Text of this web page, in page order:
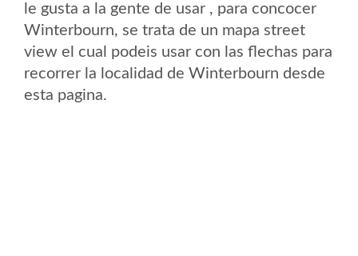
le gusta a la gente de usar , para concocer
Winterbourn, se trata de un mapa street
view el cual podeis usar con las flechas para
recorrer la localidad de Winterbourn desde
esta pagina.